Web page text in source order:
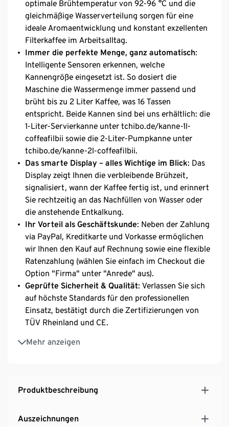
optimale Brühtemperatur von 92-96 °C und die
gleichmäßige Wasserverteilung sorgen für eine
ideale Aromaentwicklung und konstant exzellenten
Filterkaffee im Arbeitsalltag.
Immer die perfekte Menge, ganz automatisch:
Intelligente Sensoren erkennen, welche
Kannengröße eingesetzt ist. So dosiert die
Maschine die Wassermenge immer passend und
brüht bis zu 2 Liter Kaffee, was 16 Tassen
entspricht. Beide Kannen sind bei uns erhältlich: die
1-Liter-Servierkanne unter tchibo.de/kanne-1l-
coffeafilbii sowie die 2-Liter-Pumpkanne unter
tchibo.de/kanne-2l-coffeafilbii.
Das smarte Display – alles Wichtige im Blick: Das
Display zeigt Ihnen die verbleibende Brühzeit,
signalisiert, wann der Kaffee fertig ist, und erinnert
Sie rechtzeitig an das Nachfüllen von Wasser oder
die anstehende Entkalkung.
Ihr Vorteil als Geschäftskunde: Neben der Zahlung
via PayPal, Kreditkarte und Vorkasse ermöglichen
wir Ihnen den Kauf auf Rechnung sowie eine flexible
Ratenzahlung (wählen Sie einfach im Checkout die
Option "Firma" unter "Anrede" aus).
Geprüfte Sicherheit & Qualität: Verlassen Sie sich
auf höchste Standards für den professionellen
Einsatz, bestätigt durch die Zertifizierungen von
TÜV Rheinland und CE.
Mehr anzeigen
Kompaktes & preisgekröntes Design
schlanken Design passt die Maschine unter jeden
German Design Award Special 2022 ausgezeichnet.
Produktbeschreibung
Auszeichnungen